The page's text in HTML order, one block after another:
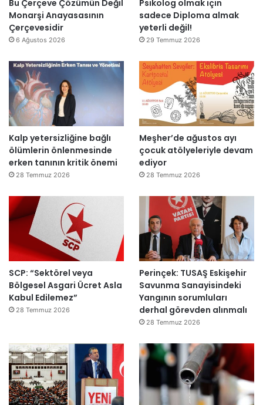
a
n
d
Bu Çerçeve Çözümün Değil
Monarşi Anayasasının
Çerçevesidir
6 Ağustos 2026
Psikolog olmak için
sadece Diploma almak
yeterli değil!
29 Temmuz 2026
Kalp yetersizliğine bağlı
ölümlerin önlenmesinde
erken tanının kritik önemi
28 Temmuz 2026
Meşher’de ağustos ayı
çocuk atölyeleriyle devam
ediyor
28 Temmuz 2026
SCP: “Sektörel veya
Bölgesel Asgari Ücret Asla
Kabul Edilemez”
28 Temmuz 2026
Perinçek: TUSAŞ Eskişehir
Savunma Sanayisindeki
Yangının sorumluları
derhal görevden alınmalı
28 Temmuz 2026